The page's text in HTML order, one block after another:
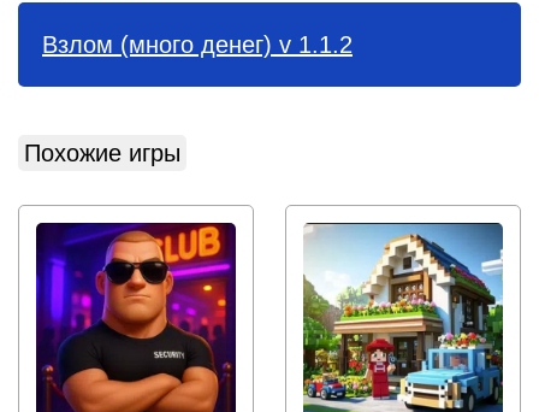
Взлом (много денег) v 1.1.2
Похожие игры